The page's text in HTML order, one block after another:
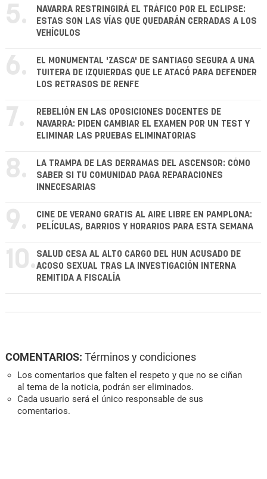
5.
NAVARRA RESTRINGIRÁ EL TRÁFICO POR EL ECLIPSE:
ESTAS SON LAS VÍAS QUE QUEDARÁN CERRADAS A LOS
VEHÍCULOS
6.
EL MONUMENTAL 'ZASCA' DE SANTIAGO SEGURA A UNA
TUITERA DE IZQUIERDAS QUE LE ATACÓ PARA DEFENDER
LOS RETRASOS DE RENFE
7.
REBELIÓN EN LAS OPOSICIONES DOCENTES DE
NAVARRA: PIDEN CAMBIAR EL EXAMEN POR UN TEST Y
ELIMINAR LAS PRUEBAS ELIMINATORIAS
8.
LA TRAMPA DE LAS DERRAMAS DEL ASCENSOR: CÓMO
SABER SI TU COMUNIDAD PAGA REPARACIONES
INNECESARIAS
9.
CINE DE VERANO GRATIS AL AIRE LIBRE EN PAMPLONA:
PELÍCULAS, BARRIOS Y HORARIOS PARA ESTA SEMANA
10. SALUD CESA AL ALTO CARGO DEL HUN ACUSADO DE
ACOSO SEXUAL TRAS LA INVESTIGACIÓN INTERNA
REMITIDA A FISCALÍA
COMENTARIOS: Términos y condiciones
Los comentarios que falten el respeto y que no se ciñan
al tema de la noticia, podrán ser eliminados.
Cada usuario será el único responsable de sus
comentarios.